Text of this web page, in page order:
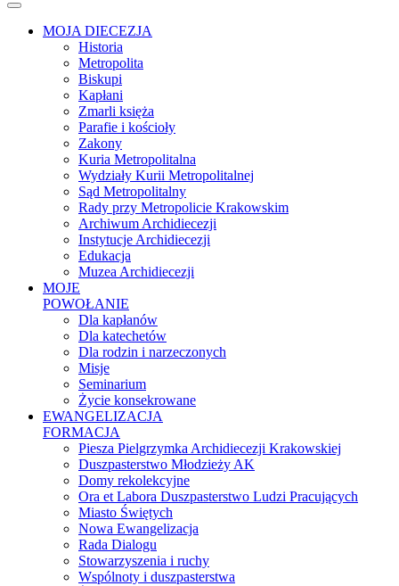
MOJA DIECEZJA
Historia
Metropolita
Biskupi
Kapłani
Zmarli księża
Parafie i kościoły
Zakony
Kuria Metropolitalna
Wydziały Kurii Metropolitalnej
Sąd Metropolitalny
Rady przy Metropolicie Krakowskim
Archiwum Archidiecezji
Instytucje Archidiecezji
Edukacja
Muzea Archidiecezji
MOJE
POWOŁANIE
Dla kapłanów
Dla katechetów
Dla rodzin i narzeczonych
Misje
Seminarium
Życie konsekrowane
EWANGELIZACJA
FORMACJA
Piesza Pielgrzymka Archidiecezji Krakowskiej
Duszpasterstwo Młodzieży AK
Domy rekolekcyjne
Ora et Labora Duszpasterstwo Ludzi Pracujących
Miasto Świętych
Nowa Ewangelizacja
Rada Dialogu
Stowarzyszenia i ruchy
Wspólnoty i duszpasterstwa